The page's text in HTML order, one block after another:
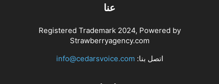
عنا
Registered Trademark 2024, Powered by
Strawberryagency.com
اتصل بنا: info@cedarsvoice.com